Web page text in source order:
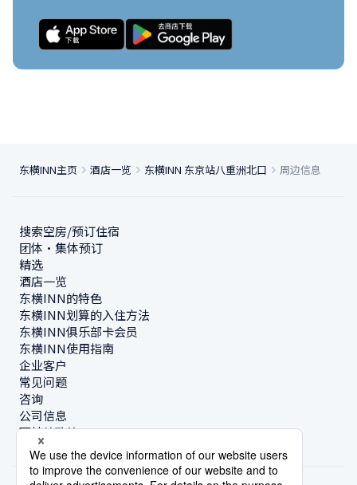
东横INN主页 酒店一览 东横INN 东京站八重洲北口 周边信息
搜索空房/预订住宿
团体・集体预订
精选
酒店一览
东横INN的特色
东横INN划算的入住方法
东横INN俱乐部卡会员
东横INN使用指南
企业客户
常见问题
咨询
公司信息
可持续政策